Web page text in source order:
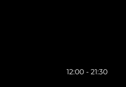
12:00 - 21:30